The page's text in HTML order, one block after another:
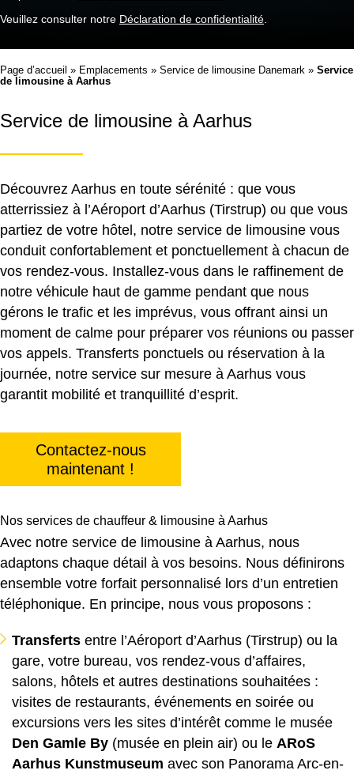
Veuillez consulter notre Déclaration de confidentialité
Page d’accueil » Emplacements » Service de limousine Danemark » Service
de limousine à Aarhus
Service de limousine à Aarhus
Découvrez Aarhus en toute sérénité : que vous
atterrissiez à l’Aéroport d’Aarhus (Tirstrup) ou que vous
partiez de votre hôtel, notre service de limousine vous
conduit confortablement et ponctuellement à chacun de
vos rendez-vous. Installez-vous dans le raffinement de
notre véhicule haut de gamme pendant que nous
gérons le trafic et les imprévus, vous offrant ainsi un
moment de calme pour préparer vos réunions ou passer
vos appels. Transferts ponctuels ou réservation à la
journée, notre service sur mesure à Aarhus vous
garantit mobilité et tranquillité d’esprit.
Contactez-nous
maintenant !
Nos services de chauffeur & limousine à Aarhus
Avec notre service de limousine à Aarhus, nous
adaptons chaque détail à vos besoins. Nous définirons
ensemble votre forfait personnalisé lors d’un entretien
téléphonique. En principe, nous vous proposons :
Transferts entre l’Aéroport d’Aarhus (Tirstrup) ou la
gare, votre bureau, vos rendez-vous d’affaires,
salons, hôtels et autres destinations souhaitées :
visites de restaurants, événements en soirée ou
excursions vers les sites d’intérêt comme le musée
Den Gamle By (musée en plein air) ou le ARoS
Aarhus Kunstmuseum avec son Panorama Arc-en-